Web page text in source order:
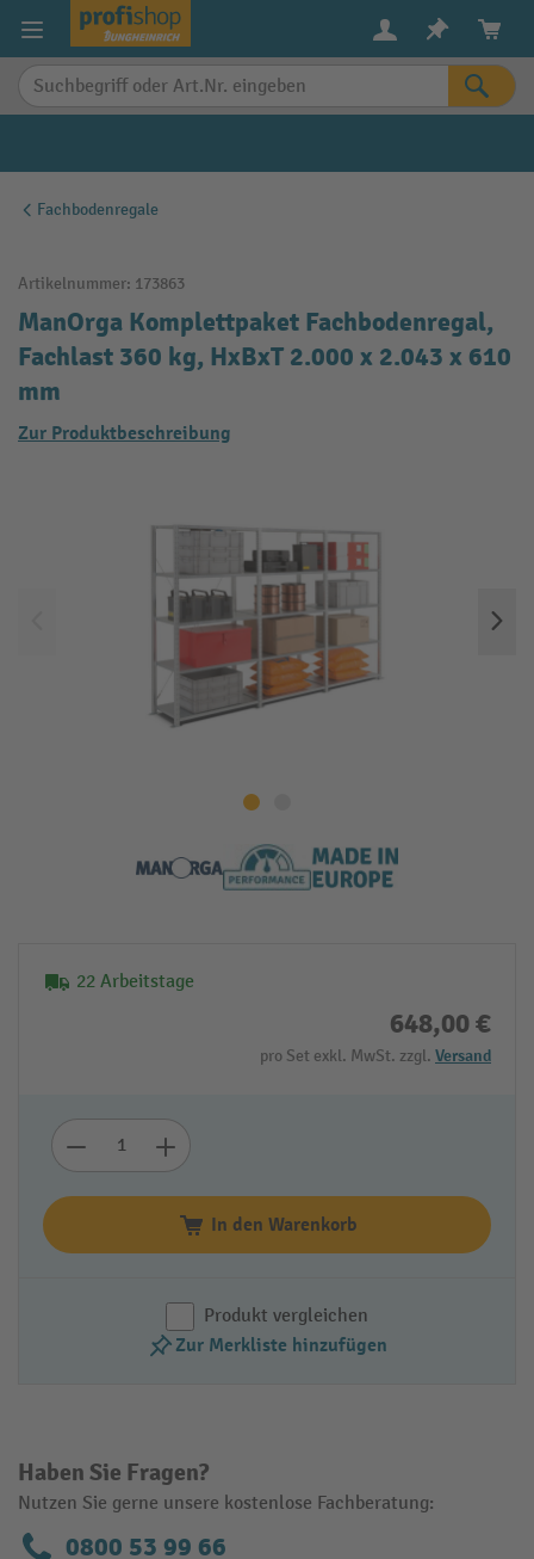
springen
Fachbodenregale
Artikelnummer: 173863
ManOrga Komplettpaket Fachbodenregal,
Fachlast 360 kg, HxBxT 2.000 x 2.043 x 610
mm
Zur Produktbeschreibung
22 Arbeitstage
648,00 €
pro Set exkl. MwSt. zzgl. Versand
In den Warenkorb
Produkt vergleichen
Zur Merkliste hinzufügen
Haben Sie Fragen?
Nutzen Sie gerne unsere kostenlose Fachberatung:
0800 53 99 66